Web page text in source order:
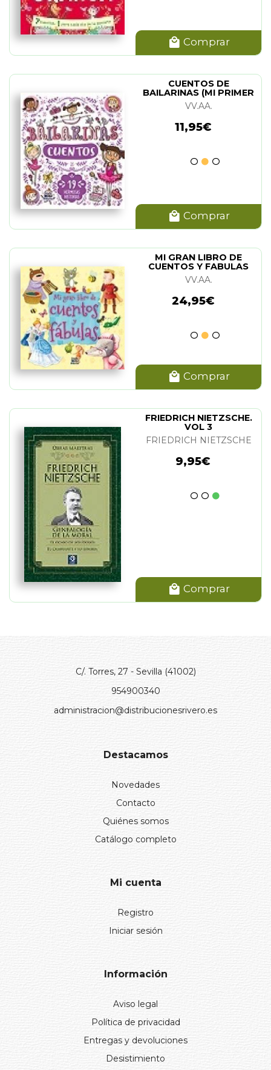
Comprar
CUENTOS DE
BAILARINAS (MI PRIMER
LIBRO DE...)
VV.AA.
11,95€
Comprar
MI GRAN LIBRO DE
CUENTOS Y FABULAS
VV.AA.
24,95€
Comprar
FRIEDRICH NIETZSCHE.
VOL 3
FRIEDRICH NIETZSCHE
9,95€
Comprar
C/. Torres, 27 - Sevilla (41002)
954900340
administracion@distribucionesrivero.es
Destacamos
Novedades
Contacto
Quiénes somos
Catálogo completo
Mi cuenta
Registro
Iniciar sesión
Información
Aviso legal
Política de privacidad
Entregas y devoluciones
Desistimiento